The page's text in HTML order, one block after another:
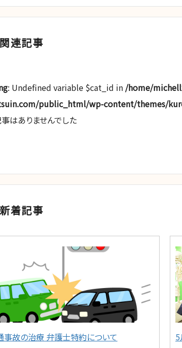
関連記事
: Undefined variable $cat_id in /home/
public_html/wp-content/themes/
はありませんでした
新着記事
事故の治療 弁護士特約について